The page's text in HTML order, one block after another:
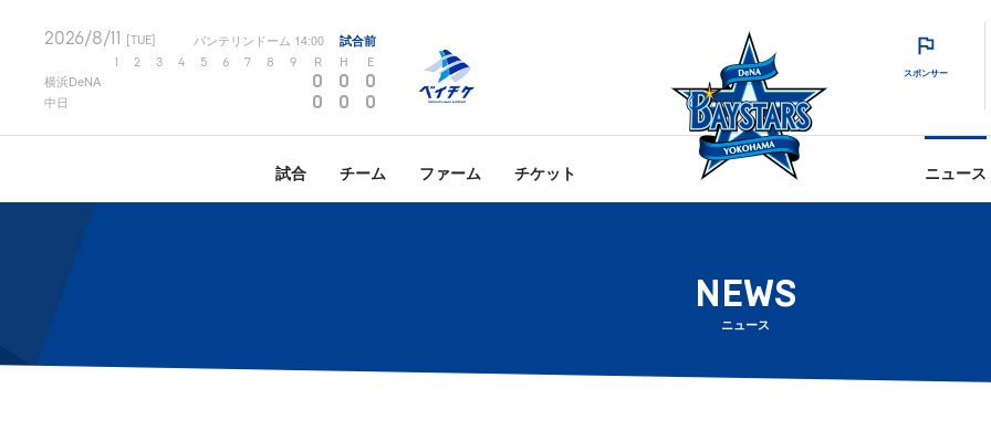
2026/8/11 [TUE] バンテリンドーム 14:00 試合前
2 3 4 5 6 7 8 9 R H E
横浜DeNA 0 0 0
中日 0 0 0
スポンサー
試合 チーム ファーム チケット ニュース
NEWS
ニュース